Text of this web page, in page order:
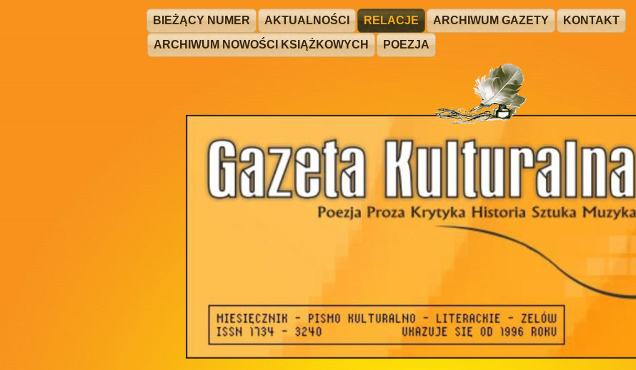
BIEŻĄCY NUMER AKTUALNOŚCI RELACJE ARCHIWUM GAZETY
KONTAKT
ARCHIWUM NOWOŚCI KSIĄŻKOWYCH
POEZJA